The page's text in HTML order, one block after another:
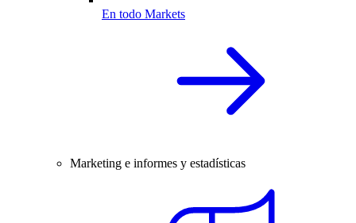
En todo Markets
Marketing e informes y estadísticas